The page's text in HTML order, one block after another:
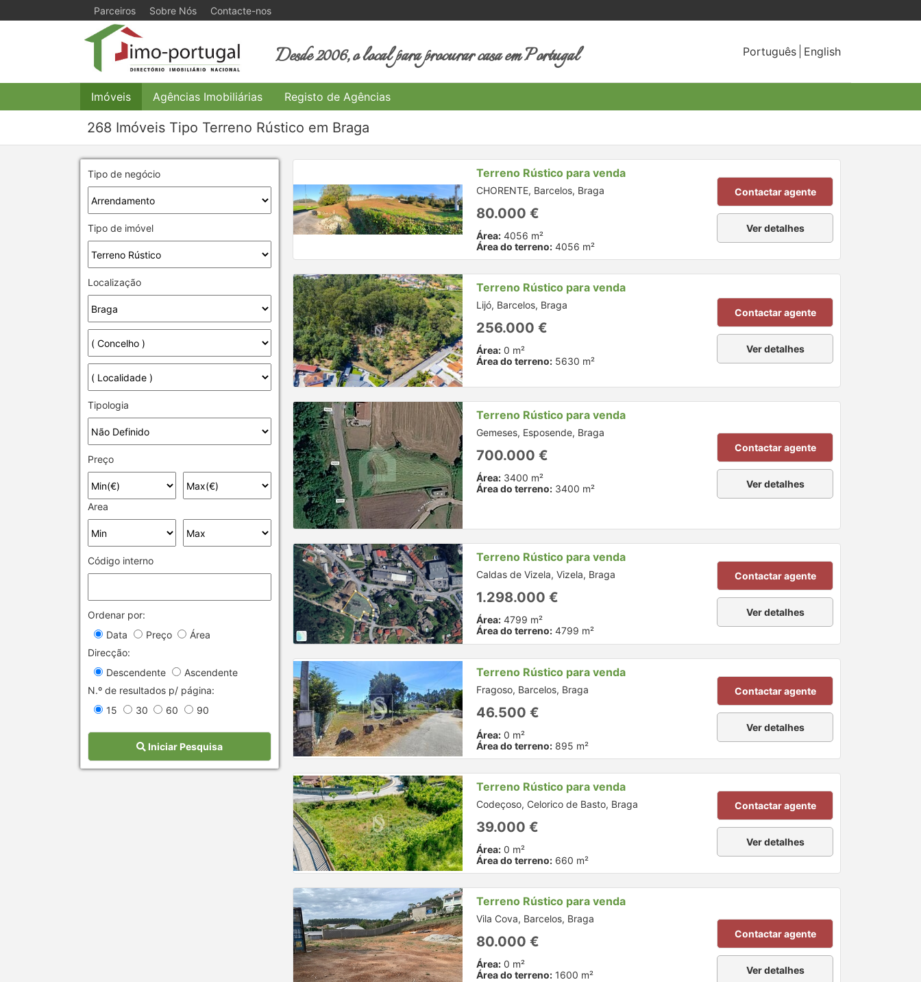
Parceiros Sobre Nós Contacte-nos
Desde 2006, o local para procurar casa em Portugal Português English
Imóveis Agências Imobiliárias Registo de Agências
268 Imóveis Tipo Terreno Rústico em Braga
Tipo de negócio
Tipo de imóvel
Localização
Tipologia
Preço
Area
Código interno
Ordenar por:
Data
Preço
Área
Direcção:
Descendente
Ascendente
N.º de resultados p/ página:
15
30 60 90
Iniciar Pesquisa
Terreno Rústico para venda
CHORENTE, Barcelos, Braga
80.000 €
Área: 4056 m²
Área do terreno: 4056 m²
Contactar agente
Ver detalhes
Terreno Rústico para venda
Lijó, Barcelos, Braga
256.000 €
Área: 0 m²
Área do terreno: 5630 m²
Contactar agente
Ver detalhes
Terreno Rústico para venda
Gemeses, Esposende, Braga
700.000 €
Área: 3400 m²
Área do terreno: 3400 m²
Contactar agente
Ver detalhes
Terreno Rústico para venda
Caldas de Vizela, Vizela, Braga
1.298.000 €
Área: 4799 m²
Área do terreno: 4799 m²
Contactar agente
Ver detalhes
Terreno Rústico para venda
Fragoso, Barcelos, Braga
46.500 €
Área: 0 m²
Área do terreno: 895 m²
Contactar agente
Ver detalhes
Terreno Rústico para venda
Codeçoso, Celorico de Basto, Braga
39.000 €
Área: 0 m²
Área do terreno: 660 m²
Contactar agente
Ver detalhes
Terreno Rústico para venda
Vila Cova, Barcelos, Braga
80.000 €
Área: 0 m²
Área do terreno: 1600 m²
Contactar agente
Ver detalhes